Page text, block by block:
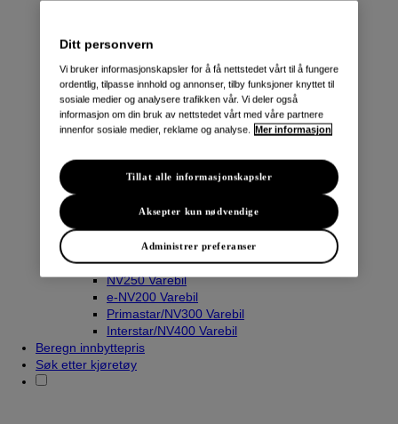
e-NV200 Evalia
Navara
Townstar Varebil
Townstar El-Varebil
NV250 Varebil
e-NV200 Varebil
Primastar/NV300 Varebil
Interstar/NV400 Varebil
Beregn innbyttepris
Søk etter kjøretøy
Ditt personvern
Vi bruker informasjonskapsler for å få nettstedet vårt til å fungere
ordentlig, tilpasse innhold og annonser, tilby funksjoner knyttet til
sosiale medier og analysere trafikken vår. Vi deler også
informasjon om din bruk av nettstedet vårt med våre partnere
innenfor sosiale medier, reklame og analyse. Mer informasjon
Administrer preferanser
Aksepter kun nødvendige
Tillat alle informasjonskapsler